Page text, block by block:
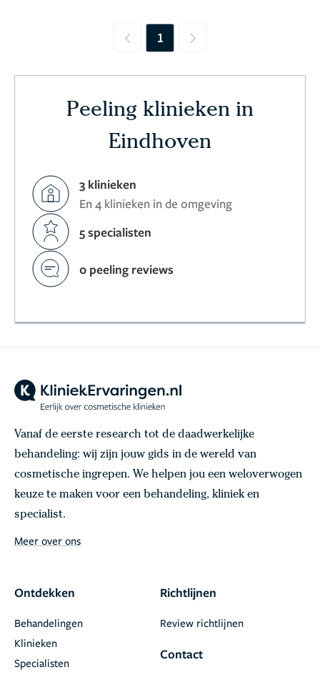
Previous
1 Next
Peeling klinieken in
Eindhoven
3 klinieken
En 4 klinieken in de omgeving
5 specialisten
0 peeling reviews
Vanaf de eerste research tot de daadwerkelijke
behandeling: wij zijn jouw gids in de wereld van
cosmetische ingrepen. We helpen jou een weloverwogen
keuze te maken voor een behandeling, kliniek en
specialist.
Meer over ons
Ontdekken
Behandelingen
Klinieken
Specialisten
Richtlijnen
Review richtlijnen
Contact